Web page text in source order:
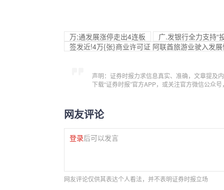
万;通发展涨停走出4连板
广.发银行全力支持“
签发近!4万{张}商业许可证 阿联酋旅游业驶入发
声明：证券时报力求信息真实、准确，文章提及
下载“证券时报”官方APP，或关注官方微信公众
网友评论
登录后可以发言
网友评论仅供其表达个人看法，并不表明证券时报立场